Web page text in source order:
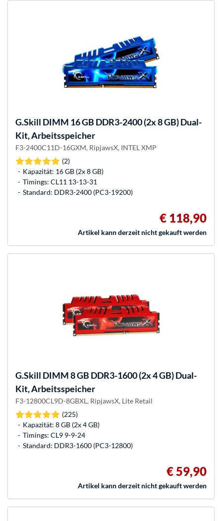
G.Skill DIMM 16 GB DDR3-2400 (2x 8 GB) Dual-
Kit, Arbeitsspeicher
F3-2400C11D-16GXM, RipjawsX, INTEL XMP
(2)
Kapazität: 16 GB (2x 8 GB)
Timings: CL11 13-13-31
Standard: DDR3-2400 (PC3-19200)
€ 118,90
Artikel kann derzeit nicht gekauft werden
G.Skill DIMM 8 GB DDR3-1600 (2x 4 GB) Dual-
Kit, Arbeitsspeicher
F3-12800CL9D-8GBXL, RipjawsX, Lite Retail
(225)
Kapazität: 8 GB (2x 4 GB)
Timings: CL9 9-9-24
Standard: DDR3-1600 (PC3-12800)
€ 59,90
Artikel kann derzeit nicht gekauft werden